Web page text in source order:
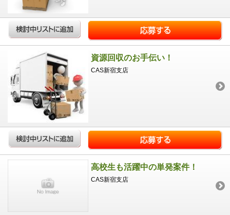
資源回収のお手伝い！
CAS新宿支店
高校生も活躍中の単発案件！
CAS新宿支店